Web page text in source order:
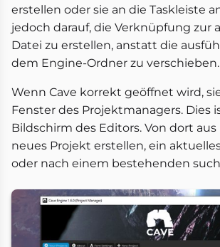
erstellen oder sie an die Taskleiste
jedoch darauf, die Verknüpfung zur
Datei zu erstellen, anstatt die
dem Engine-Ordner zu verschieben.
Wenn Cave korrekt geöffnet wird,
Fenster des Projektmanagers. Dies
Bildschirm des Editors. Von dort
neues Projekt erstellen, ein
oder nach einem bestehenden